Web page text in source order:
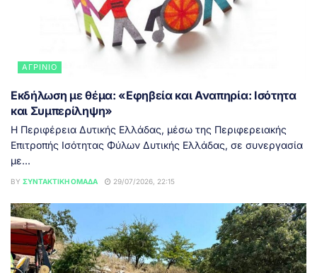
ΑΓΡΊΝΙΟ
Εκδήλωση με θέμα: «Εφηβεία και Αναπηρία: Ισότητα
και Συμπερίληψη»
Η Περιφέρεια Δυτικής Ελλάδας, μέσω της Περιφερειακής
Επιτροπής Ισότητας Φύλων Δυτικής Ελλάδας, σε συνεργασία
με...
BY ΣΥΝΤΑΚΤΙΚΉ ΟΜΆΔΑ 29/07/2026, 22:15